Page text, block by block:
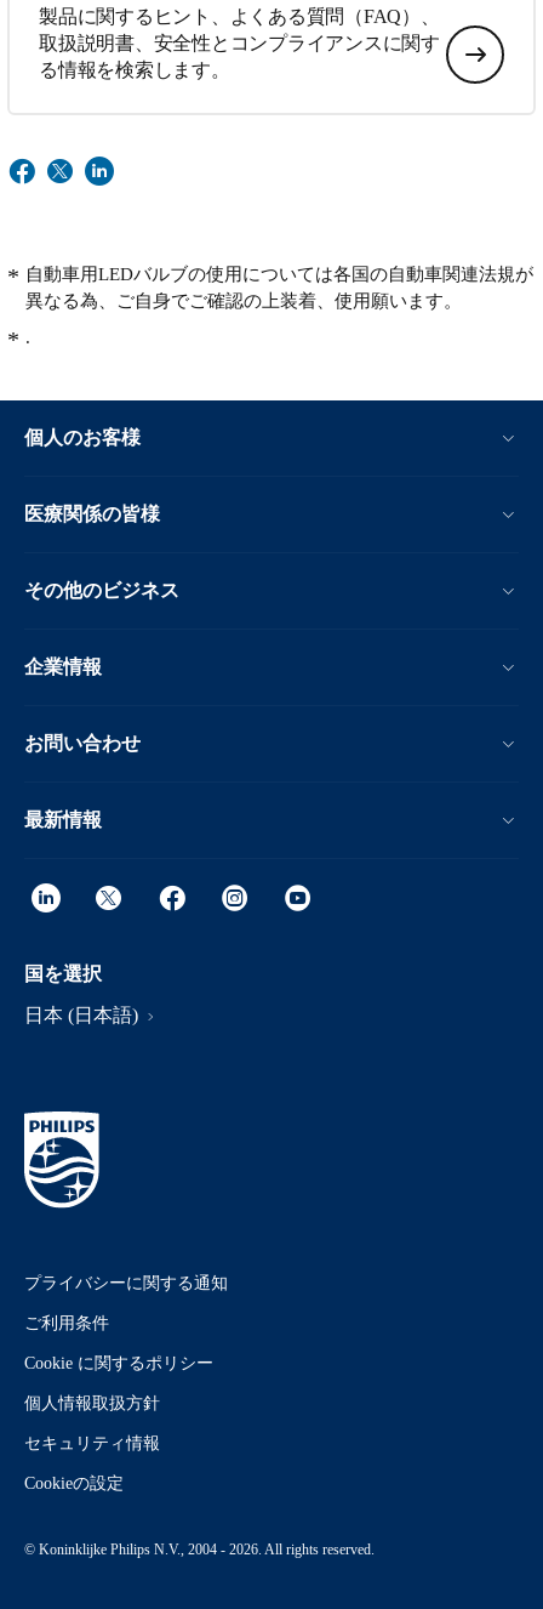
製品に関するヒント、よくある質問（FAQ）、
取扱説明書、安全性とコンプライアンスに関す
る情報を検索します。
自動車用LEDバルブの使用については各国の自動車関連法規が
異なる為、ご自身でご確認の上装着、使用願います。
.
個人のお客様
医療関係の皆様
その他のビジネス
企業情報
お問い合わせ
最新情報
国を選択
日本 (日本語)
プライバシーに関する通知
ご利用条件
Cookie に関するポリシー
個人情報取扱方針
セキュリティ情報
Cookieの設定
© Koninklijke Philips N.V., 2004 - 2026. All rights reserved.